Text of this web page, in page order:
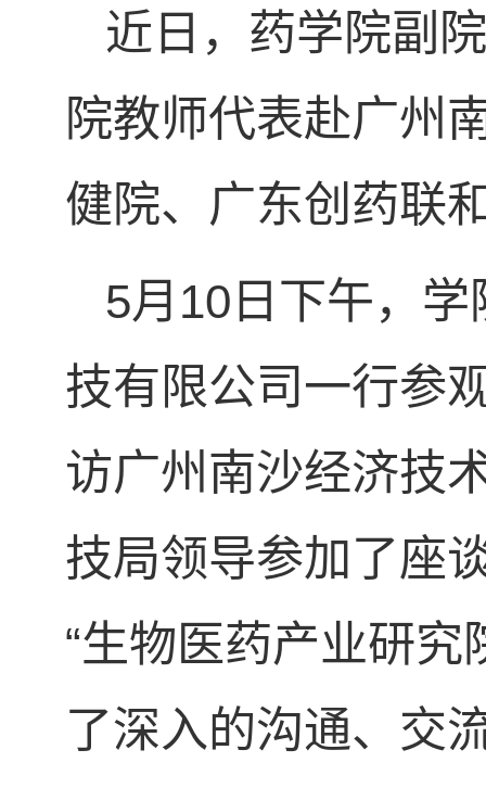
近日，药学院副
院教师代表赴广州
健院、广东创药联
5月10日下午，
技有限公司一行参
访广州南沙经济技
技局领导参加了座
“生物医药产业研
了深入的沟通、交